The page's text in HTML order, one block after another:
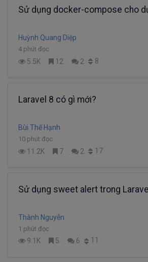
Sử dụng docker-compose cho
Huỳnh Quang Diệp
4 phút đọc
5.5K 12 2 8
Laravel 8 có gì mới?
Bùi Thế Hạnh
10 phút đọc
11.2K 7 2 17
Sử dụng sweet alert trong Laravel
Thành Nguyễn
1 phút đọc
9.1K 5 6 11